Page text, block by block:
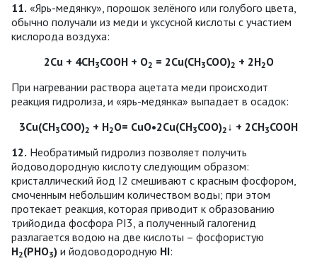
11. «Ярь-медянку», порошок зелёного или голубого цвета,
обычно получали из меди и уксусной кислоты с участием
кислорода воздуха:
2Cu + 4СН3СООН + О2 = 2Сu(СН3СОО)2 + 2Н2О
При нагревании раствора ацетата меди происходит
реакция гидролиза, и «ярь-медянка» выпадает в осадок:
3Cu(CH3COO)2 + Н2О= CuO•2Cu(CH3COO)2 ↓ + 2СН3СООН
12. Необратимый гидролиз позволяет получить
йодоводородную кислоту следующим образом:
кристаллический йод I2 смешивают с красным фосфором,
смоченным небольшим количеством воды; при этом
протекает реакция, которая приводит к образованию
трийодида фосфора РI3, а полученный галогенид
разлагается водою на две кислоты – фосфористую
Н2(РНО3) и йодоводородную HI: